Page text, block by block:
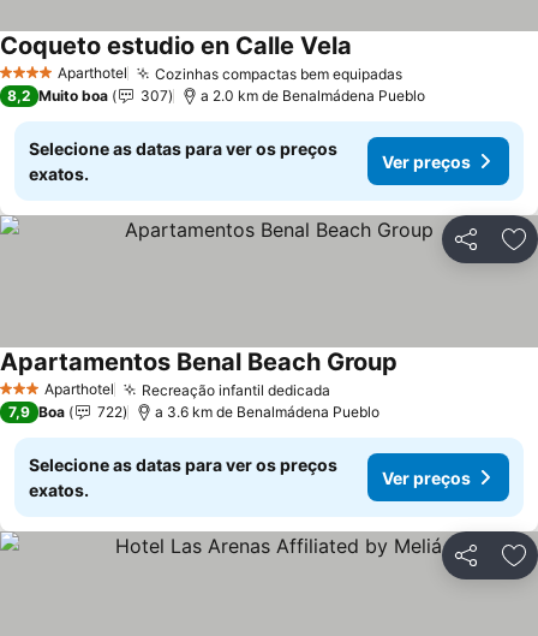
4 EstrelasAparthotel Cozinhas compactas bem equipadas
Coqueto estudio en Calle Vela
8,2 Muito boa 307 a 2.0 km de Benalmádena Pueblo
Selecione as datas para ver os preços
exatos.
Ver preços
Partilhar
3 EstrelasAparthotel Recreação infantil dedicada
Apartamentos Benal Beach Group
7,9 Boa 722 a 3.6 km de Benalmádena Pueblo
Selecione as datas para ver os preços
exatos.
Ver preços
Partilhar